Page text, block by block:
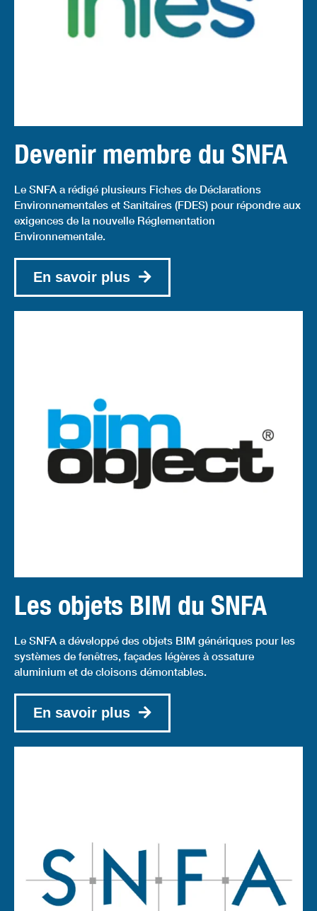
Devenir membre du SNFA
Le SNFA a rédigé plusieurs Fiches de Déclarations
Environnementales et Sanitaires (FDES) pour répondre aux
exigences de la nouvelle Réglementation
Environnementale.
En savoir plus
Les objets BIM du SNFA
Le SNFA a développé des objets BIM génériques pour les
systèmes de fenêtres, façades légères à ossature
aluminium et de cloisons démontables.
En savoir plus